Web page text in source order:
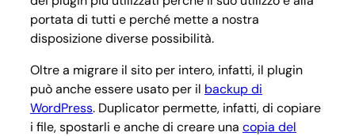
portata di tutti e perché mette a nostra
disposizione diverse possibilità.
Oltre a migrare il sito per intero, infatti, il plugin
può anche essere usato per il backup di
WordPress. Duplicator permette, infatti, di copiare
i file, spostarli e anche di creare una copia del